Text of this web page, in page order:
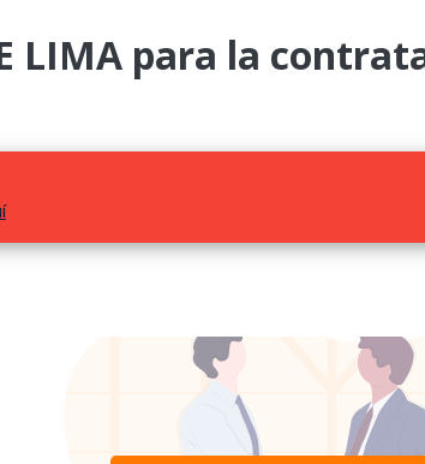
LIMA para la